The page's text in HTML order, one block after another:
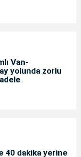
Van-
yolunda zorlu
40 dakika yerine